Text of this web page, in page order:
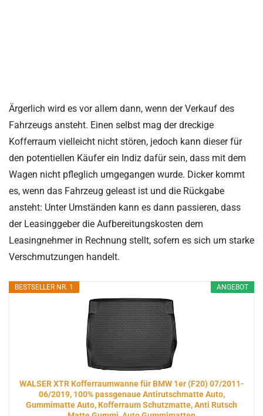
Ärgerlich wird es vor allem dann, wenn der Verkauf des
Fahrzeugs ansteht. Einen selbst mag der dreckige
Kofferraum vielleicht nicht stören, jedoch kann dieser für
den potentiellen Käufer ein Indiz dafür sein, dass mit dem
Wagen nicht pfleglich umgegangen wurde. Dicker kommt
es, wenn das Fahrzeug geleast ist und die Rückgabe
ansteht: Unter Umständen kann es dann passieren, dass
der Leasinggeber die Aufbereitungskosten dem
Leasingnehmer in Rechnung stellt, sofern es sich um starke
Verschmutzungen handelt.
ANGEBOT
BESTSELLER NR. 1
WALSER XTR Kofferraumwanne für BMW 1er (F20) 07/2011-
06/2019, 100% passgenaue Antirutschmatte Auto,
Gummimatte Auto, Kofferraum Schutzmatte, Anti Rutsch